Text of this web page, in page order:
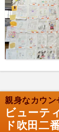
親身なカウン
ビューテ
ド吹田二